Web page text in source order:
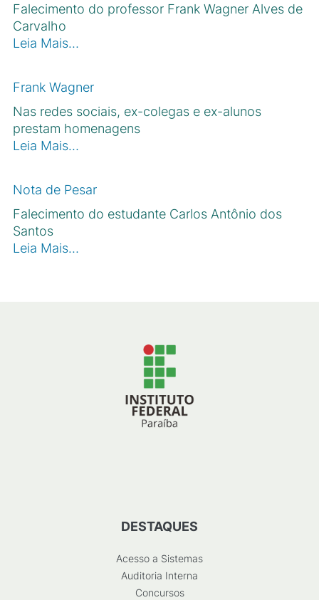
Falecimento do professor Frank Wagner Alves de
Carvalho
Leia Mais…
Frank Wagner
Nas redes sociais, ex-colegas e ex-alunos
prestam homenagens
Leia Mais…
Nota de Pesar
Falecimento do estudante Carlos Antônio dos
Santos
Leia Mais…
DESTAQUES
Acesso a Sistemas
Auditoria Interna
Concursos